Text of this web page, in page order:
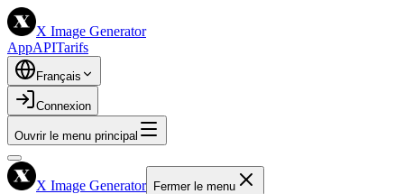
X Image Generator
AppAPITarifs
Français
Connexion
Ouvrir le menu principal
X Image Generator Fermer le menu